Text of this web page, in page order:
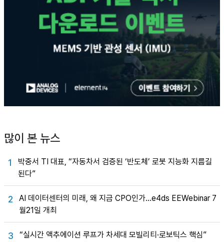
많이 본 뉴스
1
박중서 TI 대표, “자동차서 검증된 ‘반도체’ 로봇 지능화 지름길
된다”
2
AI 데이터센터의 미래, 왜 지금 CPO인가…e4ds EEWebinar 7
월21일 개최
3 “실시간 액추에이션 루프가 차세대 모빌리티·로보틱스 핵심”